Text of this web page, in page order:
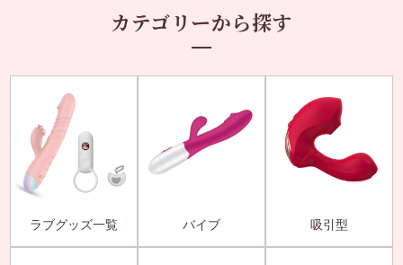
カテゴリーから探す
ラブグッズ一覧 バイブ 吸引型